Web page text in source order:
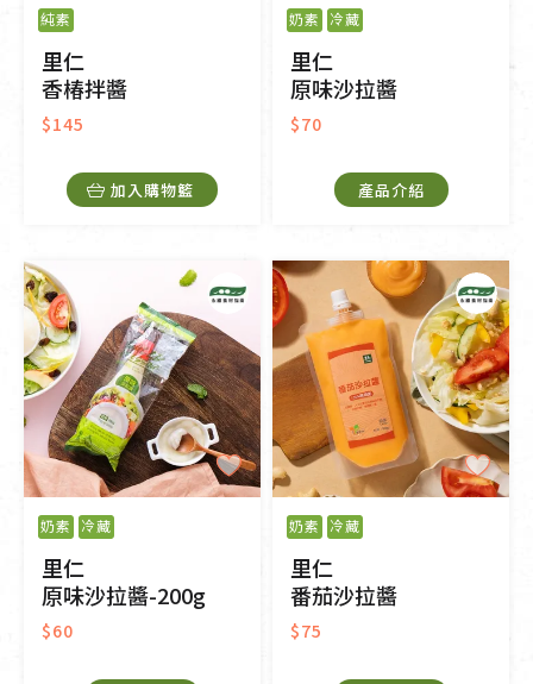
純素
里仁
香椿拌醬
$145
加入購物籃
奶素 冷藏
里仁
原味沙拉醬
$70
產品介紹
奶素 冷藏
里仁
原味沙拉醬-200g
$60
奶素 冷藏
里仁
番茄沙拉醬
$75